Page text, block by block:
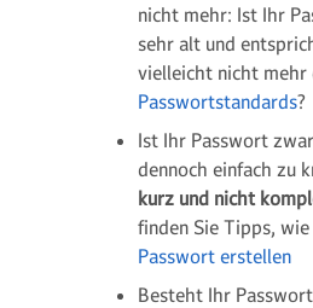
nicht mehr: Ist Ihr
sehr alt und
vielleicht nicht mehr
Passwortstandards?
Ist Ihr Passwort
dennoch einfach zu
kurz und nicht
finden Sie Tipps, wie
Passwort erstellen
Besteht Ihr